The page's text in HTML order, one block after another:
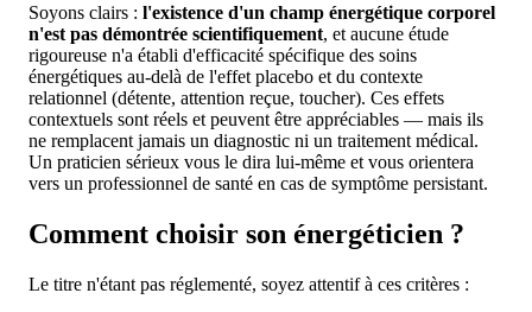
Soyons clairs : l'existence d'un champ énergétique corporel
n'est pas démontrée scientifiquement, et aucune étude
rigoureuse n'a établi d'efficacité spécifique des soins
énergétiques au-delà de l'effet placebo et du contexte
relationnel (détente, attention reçue, toucher). Ces effets
contextuels sont réels et peuvent être appréciables — mais ils
ne remplacent jamais un diagnostic ni un traitement médical.
Un praticien sérieux vous le dira lui-même et vous orientera
vers un professionnel de santé en cas de symptôme persistant.
Comment choisir son énergéticien ?
Le titre n'étant pas réglementé, soyez attentif à ces critères :